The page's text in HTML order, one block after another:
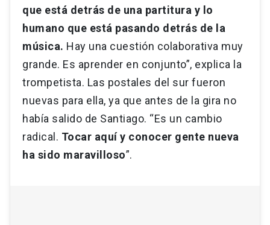
que está detrás de una partitura y lo
humano que está pasando detrás de la
música. Hay una cuestión colaborativa muy
grande. Es aprender en conjunto”, explica la
trompetista. Las postales del sur fueron
nuevas para ella, ya que antes de la gira no
había salido de Santiago. “Es un cambio
radical. Tocar aquí y conocer gente nueva
ha sido maravilloso”.